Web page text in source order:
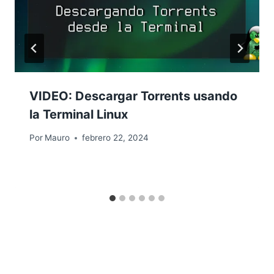
VIDEO: Descargar Torrents usando
la Terminal Linux
Por Mauro febrero 22, 2024